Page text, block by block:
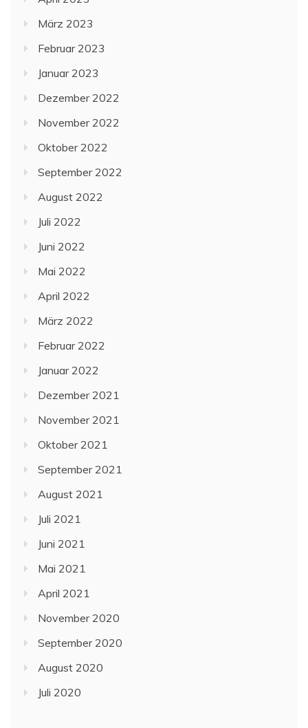
März 2023
Februar 2023
Januar 2023
Dezember 2022
November 2022
Oktober 2022
September 2022
August 2022
Juli 2022
Juni 2022
Mai 2022
April 2022
März 2022
Februar 2022
Januar 2022
Dezember 2021
November 2021
Oktober 2021
September 2021
August 2021
Juli 2021
Juni 2021
Mai 2021
April 2021
November 2020
September 2020
August 2020
Juli 2020